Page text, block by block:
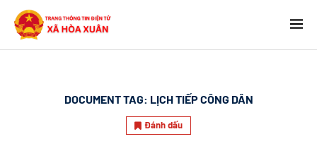
DOCUMENT TAG: LỊCH TIẾP CÔNG DÂN
Đánh dấu